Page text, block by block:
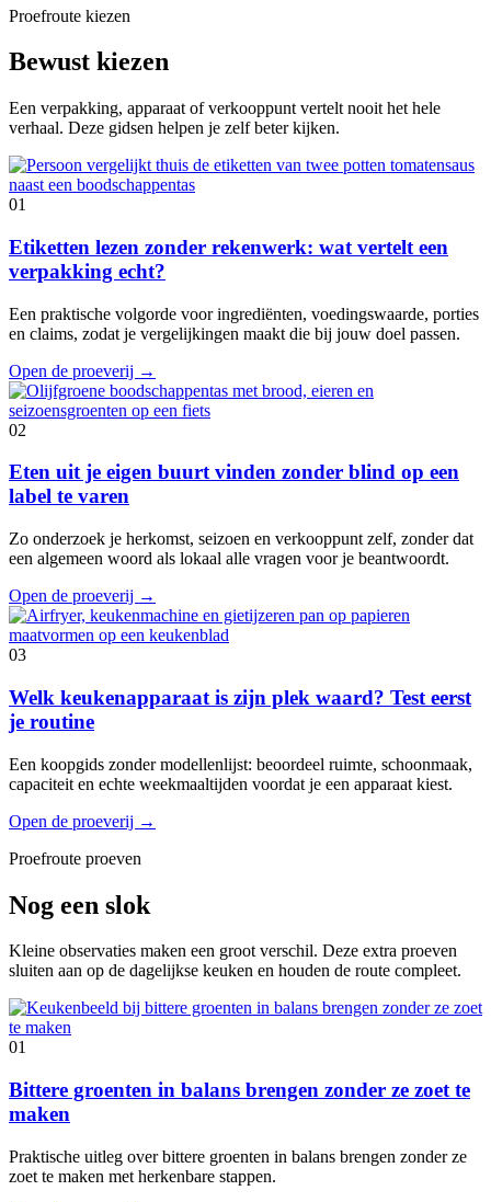
Proefroute kiezen
Bewust kiezen
Een verpakking, apparaat of verkooppunt vertelt nooit het hele
verhaal. Deze gidsen helpen je zelf beter kijken.
01
Etiketten lezen zonder rekenwerk: wat vertelt een
verpakking echt?
Een praktische volgorde voor ingrediënten, voedingswaarde, porties
en claims, zodat je vergelijkingen maakt die bij jouw doel passen.
Open de proeverij →
02
Eten uit je eigen buurt vinden zonder blind op een
label te varen
Zo onderzoek je herkomst, seizoen en verkooppunt zelf, zonder dat
een algemeen woord als lokaal alle vragen voor je beantwoordt.
Open de proeverij →
03
Welk keukenapparaat is zijn plek waard? Test eerst
je routine
Een koopgids zonder modellenlijst: beoordeel ruimte, schoonmaak,
capaciteit en echte weekmaaltijden voordat je een apparaat kiest.
Open de proeverij →
Proefroute proeven
Nog een slok
Kleine observaties maken een groot verschil. Deze extra proeven
sluiten aan op de dagelijkse keuken en houden de route compleet.
01
Bittere groenten in balans brengen zonder ze zoet te
maken
Praktische uitleg over bittere groenten in balans brengen zonder ze
zoet te maken met herkenbare stappen.